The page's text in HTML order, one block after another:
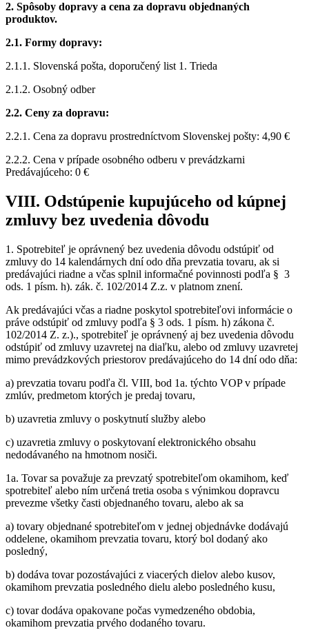
2. Spôsoby dopravy a cena za dopravu objednaných
produktov.
2.1. Formy dopravy:
2.1.1. Slovenská pošta, doporučený list 1. Trieda
2.1.2. Osobný odber
2.2. Ceny za dopravu:
2.2.1. Cena za dopravu prostredníctvom Slovenskej pošty: 4,90 €
2.2.2. Cena v prípade osobného odberu v prevádzkarni
Predávajúceho: 0 €
VIII. Odstúpenie kupujúceho od kúpnej
zmluvy bez uvedenia dôvodu
1. Spotrebiteľ je oprávnený bez uvedenia dôvodu odstúpiť od
zmluvy do 14 kalendárnych dní odo dňa prevzatia tovaru, ak si
predávajúci riadne a včas splnil informačné povinnosti podľa § 3
ods. 1 písm. h). zák. č. 102/2014 Z.z. v platnom znení.
Ak predávajúci včas a riadne poskytol spotrebiteľovi informácie o
práve odstúpiť od zmluvy podľa § 3 ods. 1 písm. h) zákona č.
102/2014 Z. z.)., spotrebiteľ je oprávnený aj bez uvedenia dôvodu
odstúpiť od zmluvy uzavretej na diaľku, alebo od zmluvy uzavretej
mimo prevádzkových priestorov predávajúceho do 14 dní odo dňa:
a) prevzatia tovaru podľa čl. VIII, bod 1a. týchto VOP v prípade
zmlúv, predmetom ktorých je predaj tovaru,
b) uzavretia zmluvy o poskytnutí služby alebo
c) uzavretia zmluvy o poskytovaní elektronického obsahu
nedodávaného na hmotnom nosiči.
1a. Tovar sa považuje za prevzatý spotrebiteľom okamihom, keď
spotrebiteľ alebo ním určená tretia osoba s výnimkou dopravcu
prevezme všetky časti objednaného tovaru, alebo ak sa
a) tovary objednané spotrebiteľom v jednej objednávke dodávajú
oddelene, okamihom prevzatia tovaru, ktorý bol dodaný ako
posledný,
b) dodáva tovar pozostávajúci z viacerých dielov alebo kusov,
okamihom prevzatia posledného dielu alebo posledného kusu,
c) tovar dodáva opakovane počas vymedzeného obdobia,
okamihom prevzatia prvého dodaného tovaru.